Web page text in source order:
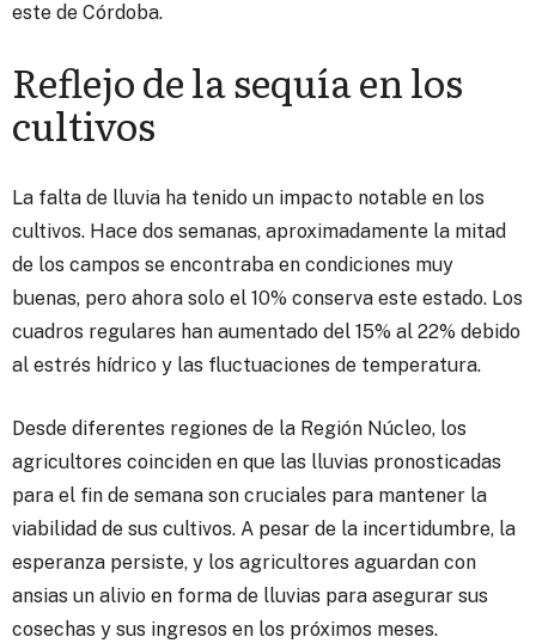
este de Córdoba.
Reflejo de la sequía en los
cultivos
La falta de lluvia ha tenido un impacto notable en los
cultivos. Hace dos semanas, aproximadamente la mitad
de los campos se encontraba en condiciones muy
buenas, pero ahora solo el 10% conserva este estado. Los
cuadros regulares han aumentado del 15% al 22% debido
al estrés hídrico y las fluctuaciones de temperatura.
Desde diferentes regiones de la Región Núcleo, los
agricultores coinciden en que las lluvias pronosticadas
para el fin de semana son cruciales para mantener la
viabilidad de sus cultivos. A pesar de la incertidumbre, la
esperanza persiste, y los agricultores aguardan con
ansias un alivio en forma de lluvias para asegurar sus
cosechas y sus ingresos en los próximos meses.